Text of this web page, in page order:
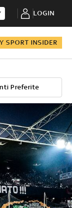
LOGIN
SPORT INSIDER
Preferite